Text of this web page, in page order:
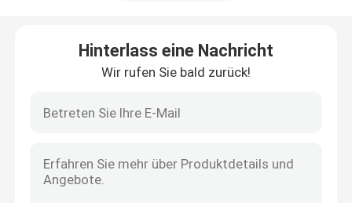
Treten Sie mit uns in Verbindung
Hinterlass eine Nachricht
Wir rufen Sie bald zurück!